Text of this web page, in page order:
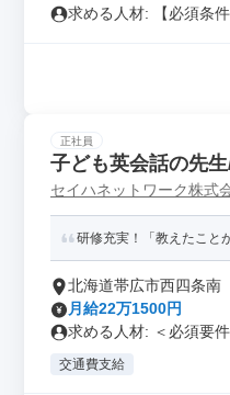
求める人材: 【必須条
正社員
子ども英会話の先
セイハネットワーク株式
研修充実！「教えたこと
北海道帯広市西四条南
月給22万1500円
求める人材: ＜必須要
交通費支給